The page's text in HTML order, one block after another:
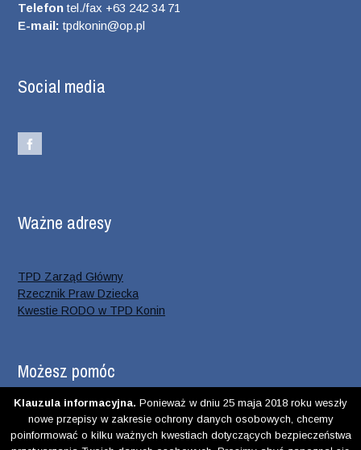
Telefontel./fax +63 242 34 71
E-mail: tpdkonin@op.pl
Social media
Ważne adresy
TPD Zarząd Główny
Rzecznik Praw Dziecka
Kwestie RODO w TPD Konin
Możesz pomóc
PODARUJ 1% DZIECIOM
Jesteśmy organizacją pożytku publicznego. Naszą misją od
Klauzula informacyjna. Ponieważ w dniu 25 maja 2018 roku weszły
nowe przepisy w zakresie ochrony danych osobowych, chcemy
poinformować o kilku ważnych kwestiach dotyczących bezpieczeństwa